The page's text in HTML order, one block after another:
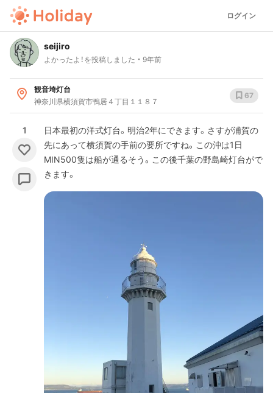
ログイン
seijiro
よかったよ！を投稿しました 9年前
観音埼灯台
神奈川県横須賀市鴨居４丁目１１８７
67
1
日本最初の洋式灯台。明治2年にできます。さすが浦賀の
先にあって横須賀の手前の要所ですね。この沖は1日
MIN500隻は船が通るそう。この後千葉の野島崎灯台がで
きます。